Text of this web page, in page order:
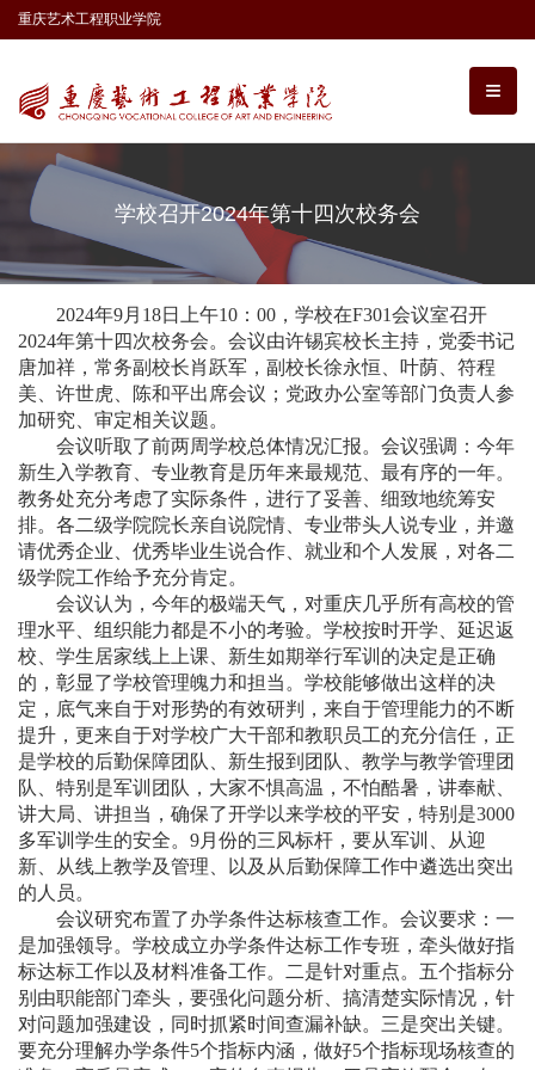
重庆艺术工程职业学院
学校召开2024年第十四次校务会
2024年9月18日上午10：00，学校在F301会议室召开
2024年第十四次校务会。会议由许锡宾校长主持，党委书记
唐加祥，常务副校长肖跃军，副校长徐永恒、叶荫、符程
美、许世虎、陈和平出席会议；党政办公室等部门负责人参
加研究、审定相关议题。
会议听取了前两周学校总体情况汇报。会议强调：今年
新生入学教育、专业教育是历年来最规范、最有序的一年。
教务处充分考虑了实际条件，进行了妥善、细致地统筹安
排。各二级学院院长亲自说院情、专业带头人说专业，并邀
请优秀企业、优秀毕业生说合作、就业和个人发展，对各二
级学院工作给予充分肯定。
会议认为，今年的极端天气，对重庆几乎所有高校的管
理水平、组织能力都是不小的考验。学校按时开学、延迟返
校、学生居家线上上课、新生如期举行军训的决定是正确
的，彰显了学校管理魄力和担当。学校能够做出这样的决
定，底气来自于对形势的有效研判，来自于管理能力的不断
提升，更来自于对学校广大干部和教职员工的充分信任，正
是学校的后勤保障团队、新生报到团队、教学与教学管理团
队、特别是军训团队，大家不惧高温，不怕酷暑，讲奉献、
讲大局、讲担当，确保了开学以来学校的平安，特别是3000
多军训学生的安全。9月份的三风标杆，要从军训、从迎
新、从线上教学及管理、以及从后勤保障工作中遴选出突出
的人员。
会议研究布置了办学条件达标核查工作。会议要求：一
是加强领导。学校成立办学条件达标工作专班，牵头做好指
标达标工作以及材料准备工作。二是针对重点。五个指标分
别由职能部门牵头，要强化问题分析、搞清楚实际情况，针
对问题加强建设，同时抓紧时间查漏补缺。三是突出关键。
要充分理解办学条件5个指标内涵，做好5个指标现场核查的